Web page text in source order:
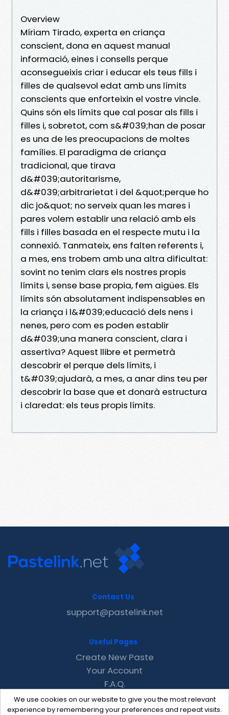
Overview
Míriam Tirado, experta en criança
conscient, dona en aquest manual
informació, eines i consells perque
aconsegueixis criar i educar els teus fills i
filles de qualsevol edat amb uns límits
conscients que enforteixin el vostre vincle.
Quins són els límits que cal posar als fills i
filles i, sobretot, com s&#039;han de posar
es una de les preocupacions de moltes
famílies. El paradigma de criança
tradicional, que tirava
d&#039;autoritarisme,
d&#039;arbitrarietat i del &quot;perque ho
dic jo&quot; no serveix quan les mares i
pares volem establir una relació amb els
fills i filles basada en el respecte mutu i la
connexió. Tanmateix, ens falten referents i,
a mes, ens trobem amb una altra dificultat:
sovint no tenim clars els nostres propis
límits i, sense base propia, fem aigües. Els
límits són absolutament indispensables en
la criança i l&#039;educació dels nens i
nenes, pero com es poden establir
d&#039;una manera conscient, clara i
assertiva? Aquest llibre et permetrà
descobrir el perque dels límits, i
t&#039;ajudarà, a mes, a anar dins teu per
descobrir la base que et donarà estructura
i claredat: els teus propis límits.
We use cookies on our website to give you the most relevant
experience by remembering your preferences and repeat visits.
Contact Us
support@pastelink.net
Useful Pages
Create New Paste
Your Account
F.A.Q.
Recent
Contact